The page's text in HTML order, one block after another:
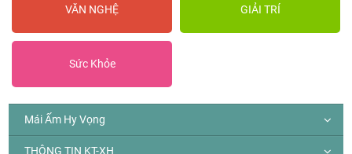
VĂN NGHỆ GIẢI TRÍ
Sức Khỏe
Mái Ấm Hy Vọng
THÔNG TIN KT-XH